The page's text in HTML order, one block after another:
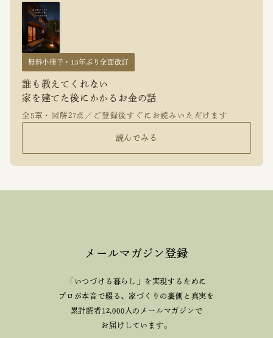
無料小冊子・15年ぶり全面改訂
誰も教えてくれない
家を建てた後にかかるお金の話
全5章・図解27点／ご登録後すぐにお読みいただけます
読んでみる
メールマガジン登録
「いつづける暮らし」を実現するために
プロが本音で綴る、家づくりの裏側と真実を
累計読者12,000人のメールマガジンで
お届けしています。